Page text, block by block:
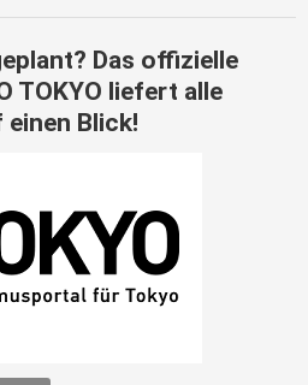
Das offizielle
TOKYO liefert alle
Blick!